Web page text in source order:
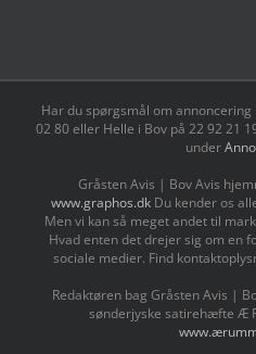
Har du spørgsmål om
02 80 ‬eller Helle i Bov på 22 92 21
under
Gråsten Avis | Bov Avis
www.graphos.dk Du kender os
Men vi kan så meget andet til
Hvad enten det drejer sig om en
sociale medier. Find
Redaktøren bag Gråsten Avis |
sønderjyske satirehæfte Æ